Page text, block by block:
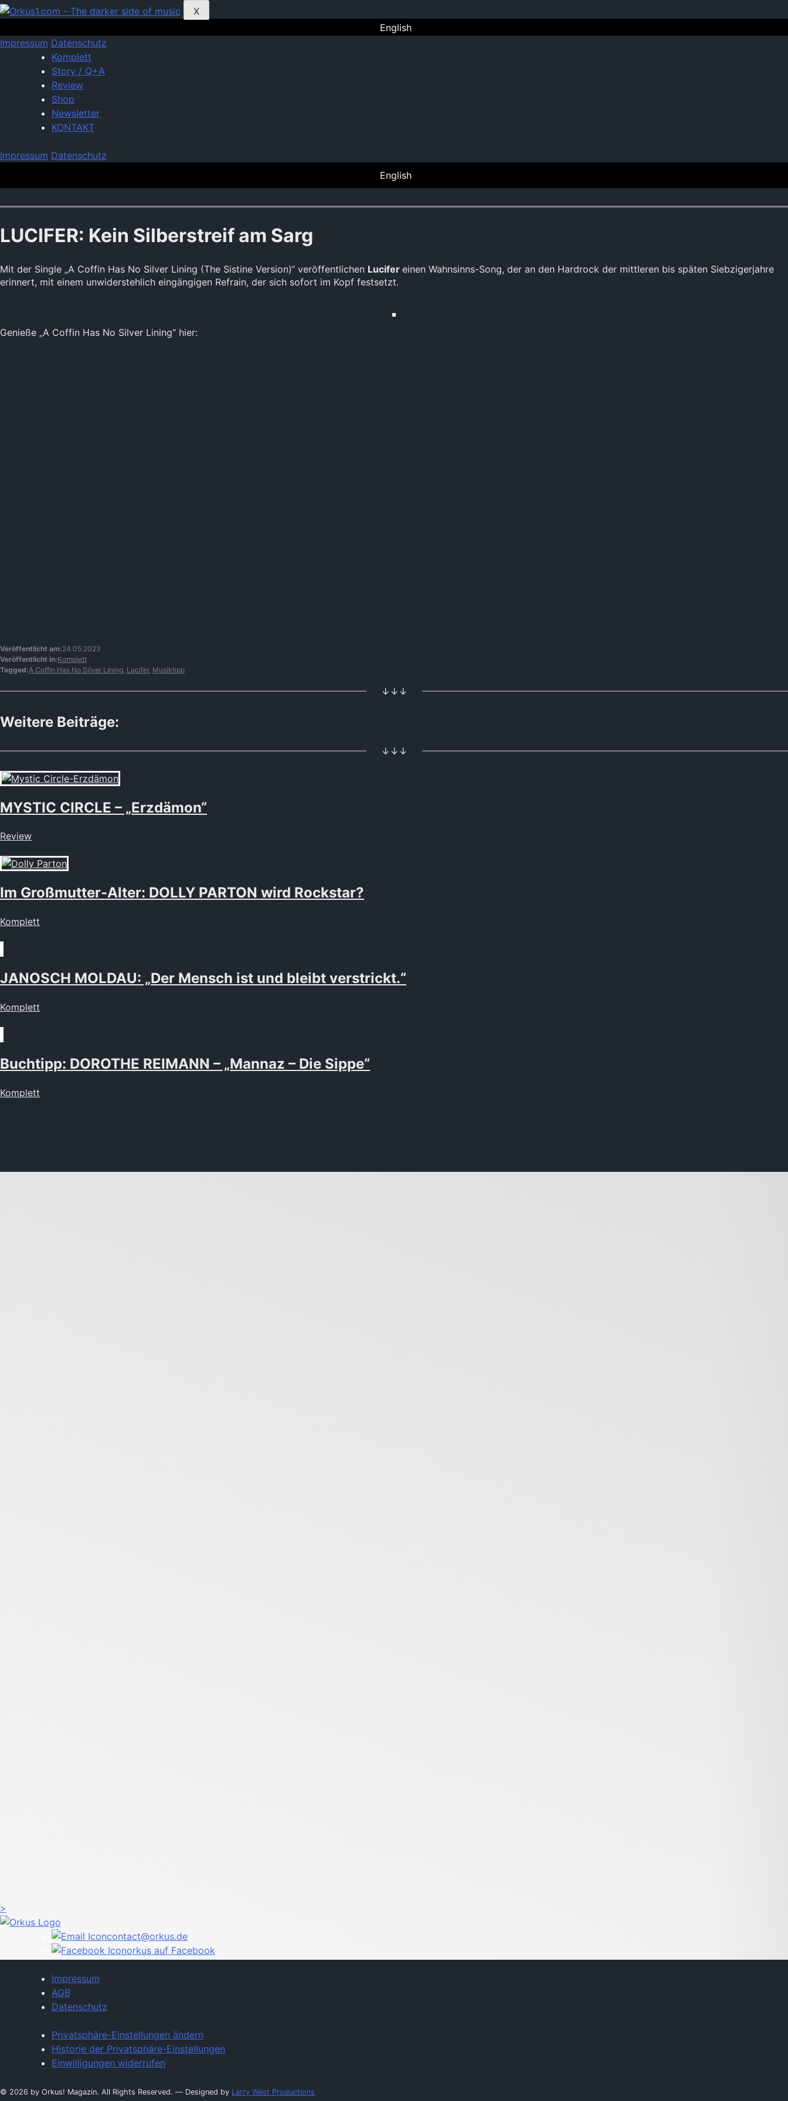
Zum
Inhalt
springen
X
English
Impressum Datenschutz
Komplett
Story / Q+A
Review
Shop
Newsletter
KONTAKT
Impressum Datenschutz
English
LUCIFER: Kein Silberstreif am Sarg
Mit der Single „A Coffin Has No Silver Lining (The Sistine Version)“ veröffentlichen Lucifer einen Wahnsinns-Song, der an den Hardrock der mittleren bis späten Siebzigerjahre
erinnert, mit einem unwiderstehlich eingängigen Refrain, der sich sofort im Kopf festsetzt.
Genieße „A Coffin Has No Silver Lining“ hier:
Veröffentlicht am:24.05.2023
Veröffentlicht in:Komplett
Tagged:A Coffin Has No Silver Lining Lucifer, Musiktipp
↓↓↓
Weitere Beiträge:
↓↓↓
MYSTIC CIRCLE – „Erzdämon“
Review
Im Großmutter-Alter: DOLLY PARTON wird Rockstar?
Komplett
JANOSCH MOLDAU: „Der Mensch ist und bleibt verstrickt.“
Komplett
Buchtipp: DOROTHE REIMANN – „Mannaz – Die Sippe“
Komplett
>
contact@orkus.de
orkus auf Facebook
Impressum
AGB
Datenschutz
Privatsphäre-Einstellungen ändern
Historie der Privatsphäre-Einstellungen
Einwilligungen widerrufen
© 2026 by Orkus! Magazin. All Rights Reserved. ― Designed by Larry West Productions